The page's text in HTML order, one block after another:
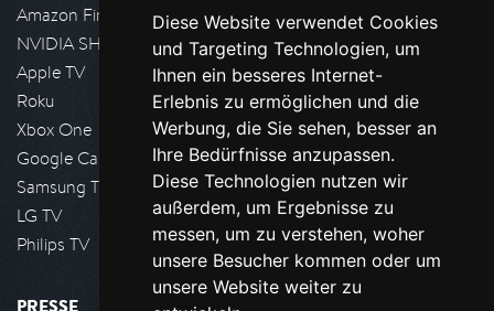
Diese Website verwendet Cookies
und Targeting Technologien, um
Ihnen ein besseres Internet-
Erlebnis zu ermöglichen und die
Werbung, die Sie sehen, besser an
Ihre Bedürfnisse anzupassen.
Diese Technologien nutzen wir
außerdem, um Ergebnisse zu
messen, um zu verstehen, woher
unsere Besucher kommen oder um
unsere Website weiter zu
Amazon FireTV
NVIDIA SHIELD, Google TV
Apple TV
Roku
Xbox One
Google Cast
Samsung TV
LG TV
Philips TV
PRESSE